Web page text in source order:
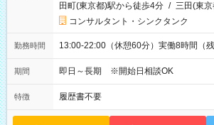
田町(東京都)駅から徒歩4分 / 三田(東
コンサルタント・シンクタンク
勤務時間 13:00-22:00（休憩60分）実働8時間（残
期間 即日～長期 ※開始日相談OK
特徴 履歴書不要